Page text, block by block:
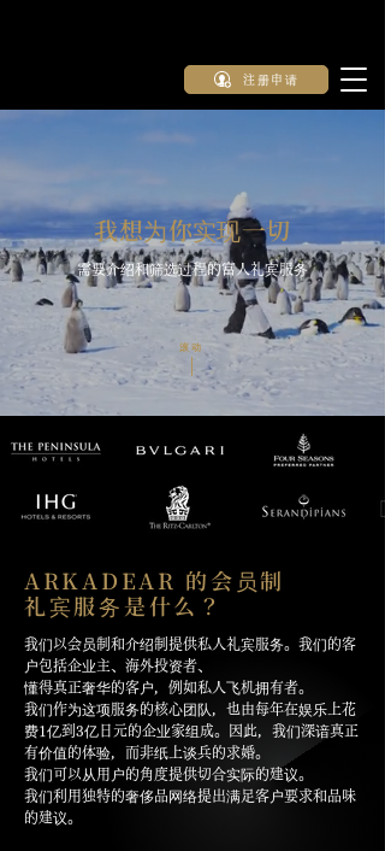
注册申请
我想为你实现一切
需要介绍和筛选过程的富人礼宾服务
滚动
ARKADEAR 的会员制
礼宾服务是什么？
我们以会员制和介绍制提供私人礼宾服务。我们的客
户包括企业主、海外投资者、
懂得真正奢华的客户，例如私人飞机拥有者。
我们作为这项服务的核心团队，也由每年在娱乐上花
费1亿到3亿日元的企业家组成。因此，我们深谙真正
有价值的体验，而非纸上谈兵的求婚。
我们可以从用户的角度提供切合实际的建议。
我们利用独特的奢侈品网络提出满足客户要求和品味
的建议。